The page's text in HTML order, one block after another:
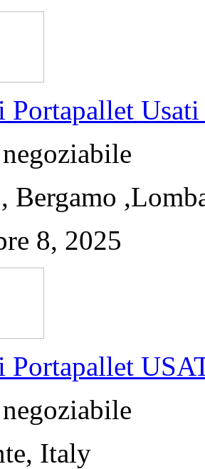
Portapallet
Bergamo
8, 2025
Portapallet
Italy